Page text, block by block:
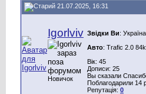
21.07.2025, 16:31
Igorlviv
Новичок
Звідки Ви:
Авто: Trafic 2.0
Вік: 45
Дописи: 25
Вы сказали
Поблагодарили 14
Репутація: 0